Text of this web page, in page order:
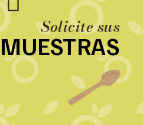
Solicite sus
MUESTRAS